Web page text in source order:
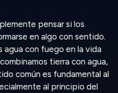
pensar si los
en algo con sentido.
agua con fuego en la vida
tierra con agua,
común es fundamental al
al principio del